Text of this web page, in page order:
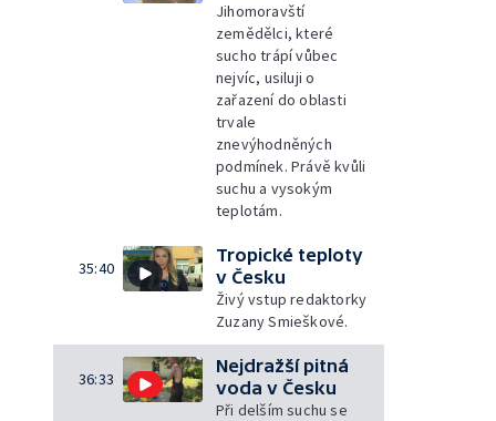
Jihomoravští
zemědělci, které
sucho trápí vůbec
nejvíc, usiluji o
zařazení do oblasti
trvale
znevýhodněných
podmínek. Právě kvůli
suchu a vysokým
teplotám.
35:40
Tropické teploty
v Česku
Živý vstup redaktorky
Zuzany Smieškové.
36:33
Nejdražší pitná
voda v Česku
Při delším suchu se